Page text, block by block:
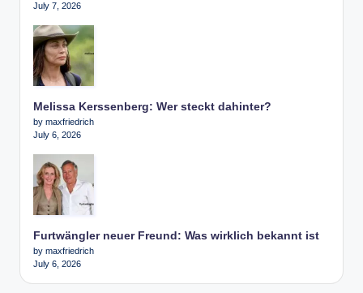
July 7, 2026
Melissa Kerssenberg: Wer steckt dahinter?
by maxfriedrich
July 6, 2026
Furtwängler neuer Freund: Was wirklich bekannt ist
by maxfriedrich
July 6, 2026